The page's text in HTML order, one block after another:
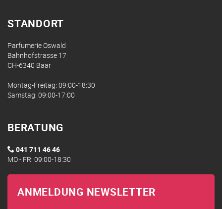
STANDORT
Parfumerie Oswald
Bahnhofstrasse 17
CH-6340 Baar
Montag-Freitag: 09:00-18:30
Samstag: 09:00-17:00
BERATUNG
041 711 46 46
MO - FR: 09:00-18:30
ANMELDUNG NEWSLETTER